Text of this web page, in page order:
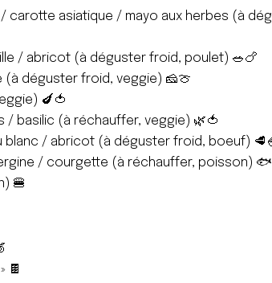
/ carotte asiatique / mayo aux herbes (à
/ abricot (à déguster froid, poulet) 🥗🍗
déguster froid, veggie) 🧀🍈
🍆🍅
basilic (à réchauffer, veggie) 🌿🍅
blanc / abricot (à déguster froid, boeuf)
/ courgette (à réchauffer, poisson)
🍔
🍫